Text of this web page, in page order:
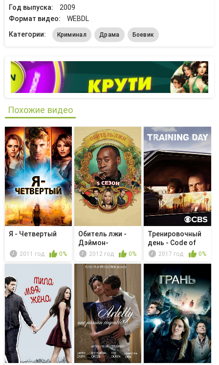
Год выпуска:
2009
Формат видео:
WEBDL
Категории:
Криминал Драма Боевик
Похожие видео
Я - Четвертый
2011 год 0%
Обитель лжи -
Дэймон-
детям.org
2012 год 0%
Тренировочный
день - Code of
Honor2017 год 0%